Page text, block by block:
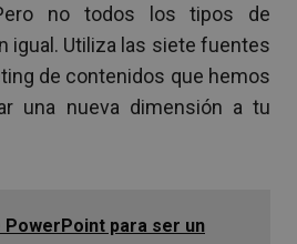
no todos los tipos de
igual. Utiliza las siete fuentes
de contenidos que hemos
una nueva dimensión a tu
PowerPoint para ser un